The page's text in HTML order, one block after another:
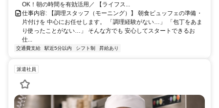
OK！朝の時間を有効活用／ 【ライフス...
仕事内容: 【調理スタッフ（モーニング）】 朝食ビュッフェの準備・
片付けを 中心にお任せします。 「調理経験がない…」 「包丁をあま
り使ったことがない…」 そんな方でも 安心してスタートできるお
仕...
交通費支給 駅近5分以内 シフト制 昇給あり
派遣社員